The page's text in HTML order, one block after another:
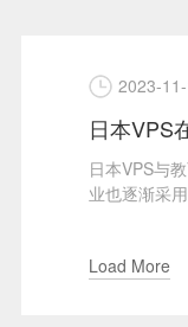
2023-11-14
日本VPS在
日本VPS与教育
业也逐渐采用虚
Load More